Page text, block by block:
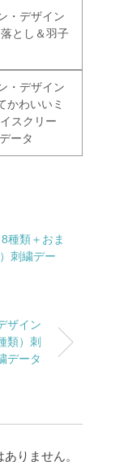
・デザイン
とし＆羽子
・デザイン
かわいいミ
スクリー
ータ
種類＋おま
刺繍デー
ザイン
類）刺
データ
りません。